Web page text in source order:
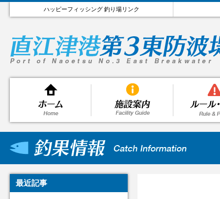
ハッピーフィッシング 釣り場リンク
最近記事